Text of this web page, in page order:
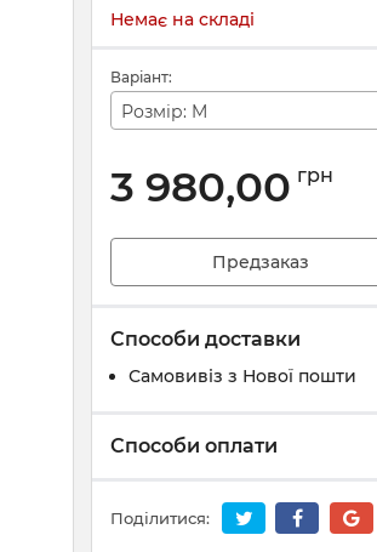
Немає на складі
Варіант:
Розмір: M
3 980,00 грн
Предзаказ
Способи доставки
Самовивіз з Нової пошти
Способи оплати
Поділитися: